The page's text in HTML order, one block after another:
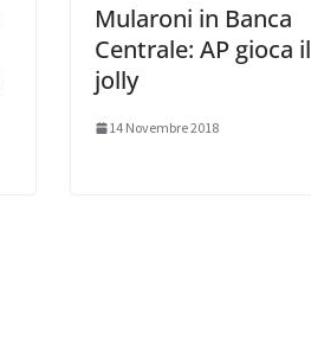
Mularoni in Banca
Centrale: AP gioca il
jolly
14 Novembre 2018